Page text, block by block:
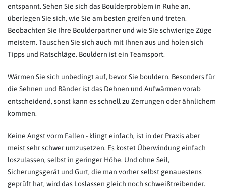
entspannt. Sehen Sie sich das Boulderproblem in Ruhe an,
überlegen Sie sich, wie Sie am besten greifen und treten.
Beobachten Sie Ihre Boulderpartner und wie Sie schwierige Züge
meistern. Tauschen Sie sich auch mit Ihnen aus und holen sich
Tipps und Ratschläge. Bouldern ist ein Teamsport.
Wärmen Sie sich unbedingt auf, bevor Sie bouldern. Besonders für
die Sehnen und Bänder ist das Dehnen und Aufwärmen vorab
entscheidend, sonst kann es schnell zu Zerrungen oder ähnlichem
kommen.
Keine Angst vorm Fallen - klingt einfach, ist in der Praxis aber
meist sehr schwer umzusetzen. Es kostet Überwindung einfach
loszulassen, selbst in geringer Höhe. Und ohne Seil,
Sicherungsgerät und Gurt, die man vorher selbst genauestens
geprüft hat, wird das Loslassen gleich noch schweißtreibender.